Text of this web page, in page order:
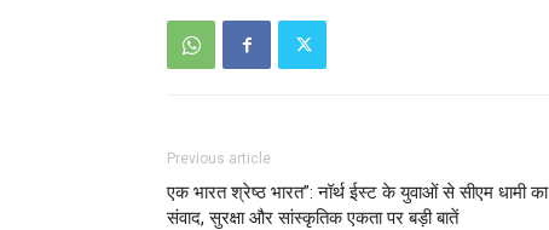
Previous article
एक भारत श्रेष्ठ भारत”: नॉर्थ ईस्ट के युवाओं से सीएम धामी का
संवाद, सुरक्षा और सांस्कृतिक एकता पर बड़ी बातें